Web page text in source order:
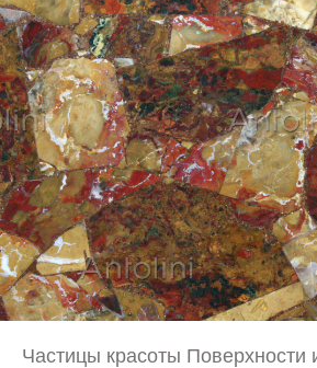
Частицы красоты Поверхности